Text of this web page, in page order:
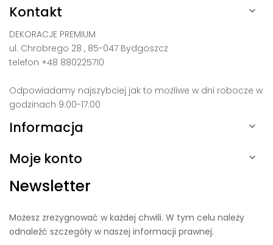
Kontakt

DEKORACJE PREMIUM
ul. Chrobrego 28 , 85-047 Bydgoszcz
telefon +48 880225710
Odpowiadamy najszybciej jak to możliwe w dni robocze w
godzinach 9:00-17:00
Informacja 
Moje konto 
Newsletter
Możesz zrezygnować w każdej chwili. W tym celu należy
odnaleźć szczegóły w naszej informacji prawnej.